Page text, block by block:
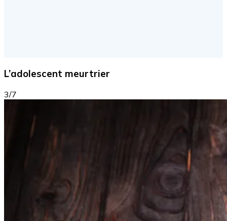
L’adolescent meurtrier
3/7